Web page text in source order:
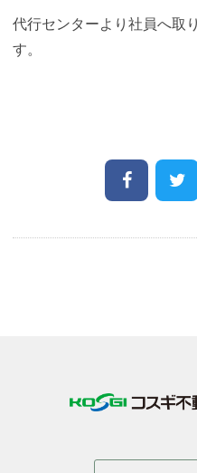
代行センターより社員へ取
す。